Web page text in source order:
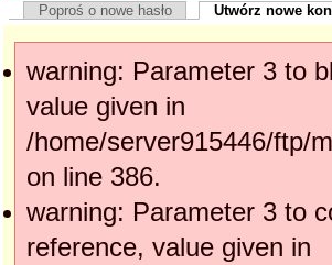
Poproś o nowe hasło Utwórz nowe
warning: Parameter 3 to
value given in
/home/server915446/ftp/
on line 386.
warning: Parameter 3 to
reference, value given in